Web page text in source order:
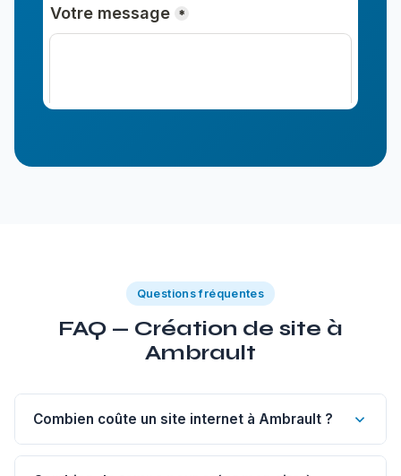
Questions fréquentes
FAQ — Création de site à
Ambrault
Combien coûte un site internet à Ambrault ?
Un site vitrine de 1 à 5 pages à Ambrault commence à 1